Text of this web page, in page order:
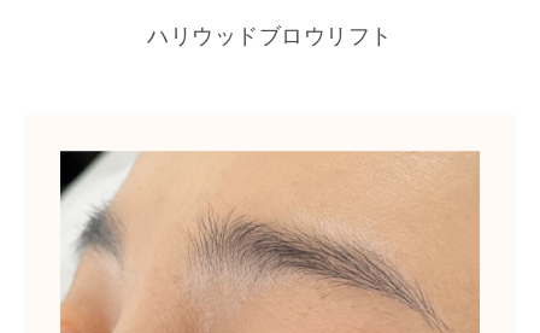
ハリウッドブロウリフト